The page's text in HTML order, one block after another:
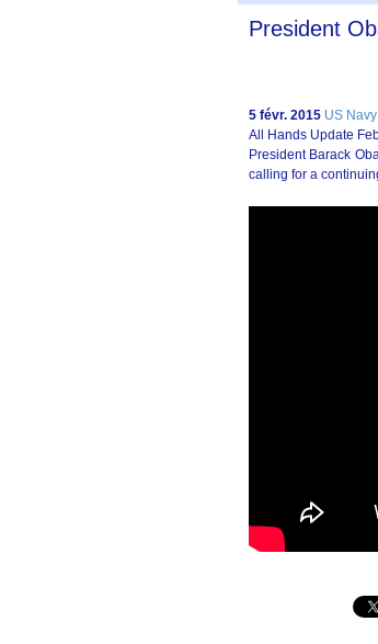
President
5 févr. 2015 US Navy
All Hands Update
President Barack
calling for a